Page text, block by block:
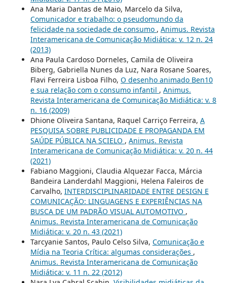
Ana Maria Dantas de Maio, Marcelo da Silva,
Comunicador e trabalho: o pseudomundo da
felicidade na sociedade de consumo , Animus. Revista
Interamericana de Comunicação Midiática: v. 12 n. 24
(2013)
Ana Paula Cardoso Dorneles, Camila de Oliveira
Biberg, Gabriella Nunes da Luz, Nara Rosane Soares,
Flavi Ferreira Lisboa Filho, O desenho animado Ben10
e sua relação com o consumo infantil , Animus.
Revista Interamericana de Comunicação Midiática: v. 8
n. 16 (2009)
Dhione Oliveira Santana, Raquel Carriço Ferreira, A
PESQUISA SOBRE PUBLICIDADE E PROPAGANDA EM
SAÚDE PÚBLICA NA SCIELO , Animus. Revista
Interamericana de Comunicação Midiática: v. 20 n. 44
(2021)
Fabiano Maggioni, Claudia Alquezar Facca, Márcia
Bandeira Landerdahl Maggioni, Helena Faleiros de
Carvalho, INTERDISCIPLINARIDADE ENTRE DESIGN E
COMUNICAÇÃO: LINGUAGENS E EXPERIÊNCIAS NA
BUSCA DE UM PADRÃO VISUAL AUTOMOTIVO ,
Animus. Revista Interamericana de Comunicação
Midiática: v. 20 n. 43 (2021)
Tarcyanie Santos, Paulo Celso Silva, Comunicação e
Mídia na Teoria Crítica: algumas considerações ,
Animus. Revista Interamericana de Comunicação
Midiática: v. 11 n. 22 (2012)